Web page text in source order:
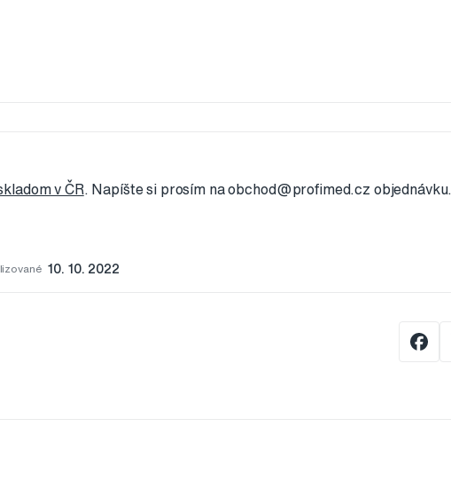
v ČR. Napíšte si prosím na obchod@profimed.cz objednávku.
10. 10. 2022